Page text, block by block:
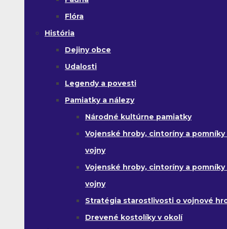
Flóra
História
Dejiny obce
Udalosti
Legendy a povesti
Pamiatky a nálezy
Národné kultúrne pamiatky
Vojenské hroby, cintoríny a pomníky
vojny
Vojenské hroby, cintoríny a pomníky
vojny
Stratégia starostlivosti o vojnové
Drevené kostolíky v okolí